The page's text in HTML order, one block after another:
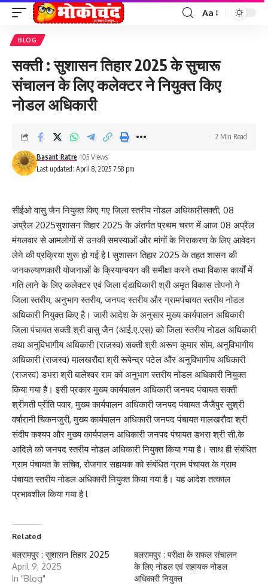
Font
Aa
BLOG
सक्ती : सुशासन तिहार 2025 के सुचारू
संचालन के लिए कलेक्टर ने नियुक्त किए
नोडल अधिकारी
Last updated: April 8, 2025 7:58 pm
Basant Ratre 105 Views
2 Min Read
सीईओ वासु जैन नियुक्त किए गए जिला स्तरीय नोडल अधिकारीसक्ती, 08
अप्रैल 2025सुशासन तिहार 2025 के अंतर्गत प्रथम चरण में आज 08 अप्रैल
मंगलवार से आमलोगों से उनकी समस्याओं और मांगों के निराकरण के लिए आवेदन
लेने की प्रक्रिया शुरू हो गई है l सुशासन तिहार 2025 के तहत शासन की
जनकल्याणकारी योजनाओं के क्रियान्वयन की समीक्षा करने तथा विकास कार्यों में
गति लाने के लिए कलेक्टर एवं जिला दंडाधिकारी श्री अमृत विकास तोपनो ने
जिला स्तरीय, अनुभाग स्तरीय, जनपद स्तरीय और ग्रामपंचायत स्तरीय नोडल
अधिकारी नियुक्त किए है। जारी आदेश के अनुसार मुख्य कार्यपालन अधिकारी
जिला पंचायत सक्ती श्री वासु जैन (आई.ए.एस) को जिला स्तरीय नोडल अधिकारी
तथा अनुविभागीय अधिकारी (राजस्व) सक्ती श्री अरूण कुमार सोम, अनुविभागीय
अधिकारी (राजस्व) मालखरौदा श्री रूपेन्द्र पटेल और अनुविभागीय अधिकारी
(राजस्व) डभरा श्री बालेश्वर राम को अनुभाग स्तरीय नोडल अधिकारी नियुक्त
किया गया है। इसी प्रकार मुख्य कार्यपालन अधिकारी जनपद पंचायत सक्ती
श्रीमती प्रीति पवार, मुख्य कार्यपालन अधिकारी जनपद पंचायत जैजैपुर सुश्री
वर्षारानी चिकनजुरी, मुख्य कार्यपालन अधिकारी जनपद पंचायत मालखरौदा श्री
संदीप कश्यप और मुख्य कार्यपालन अधिकारी जनपद पंचायत डभरा श्री सी.के
आदिले को जनपद स्तरीय नोडल अधिकारी नियुक्त किया गया है। साथ ही संबंधित
ग्राम पंचायत के सचिव, रोजगार सहायक को संबंधित ग्राम पंचायत के ग्राम
पंचायत स्तरीय नोडल अधिकारी नियुक्त किया गया है। यह आदेश तत्काल
प्रभावशील किया गया है l
Related
बलरामपुर : सुशासन तिहार 2025
April 9, 2025
In "Blog"
बलरामपुर : परीक्षा के सफल संचालन
के लिए नोडल एवं सहायक नोडल
अधिकारी नियुक्त